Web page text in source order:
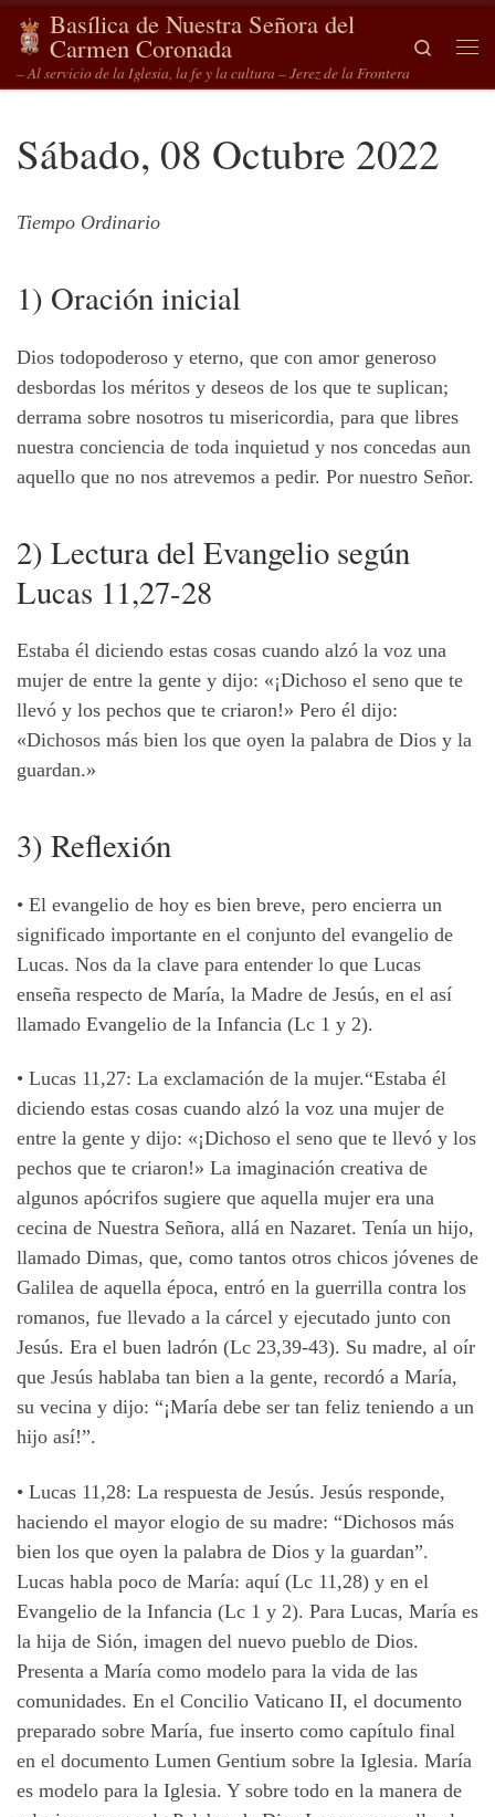
Saltar al contenido
Basílica de Nuestra Señora del
Carmen Coronada
– Al servicio de la Iglesia, la fe y la cultura – Jerez de la Frontera
Search
Sábado, 08 Octubre 2022
Tiempo Ordinario
1) Oración inicial
Dios todopoderoso y eterno, que con amor generoso
desbordas los méritos y deseos de los que te suplican;
derrama sobre nosotros tu misericordia, para que libres
nuestra conciencia de toda inquietud y nos concedas aun
aquello que no nos atrevemos a pedir. Por nuestro Señor.
2) Lectura del Evangelio según
Lucas 11,27-28
Estaba él diciendo estas cosas cuando alzó la voz una
mujer de entre la gente y dijo: «¡Dichoso el seno que te
llevó y los pechos que te criaron!» Pero él dijo:
«Dichosos más bien los que oyen la palabra de Dios y la
guardan.»
3) Reflexión
• El evangelio de hoy es bien breve, pero encierra un
significado importante en el conjunto del evangelio de
Lucas. Nos da la clave para entender lo que Lucas
enseña respecto de María, la Madre de Jesús, en el así
llamado Evangelio de la Infancia (Lc 1 y 2).
• Lucas 11,27: La exclamación de la mujer.“Estaba él
diciendo estas cosas cuando alzó la voz una mujer de
entre la gente y dijo: «¡Dichoso el seno que te llevó y los
pechos que te criaron!» La imaginación creativa de
algunos apócrifos sugiere que aquella mujer era una
cecina de Nuestra Señora, allá en Nazaret. Tenía un hijo,
llamado Dimas, que, como tantos otros chicos jóvenes de
Galilea de aquella época, entró en la guerrilla contra los
romanos, fue llevado a la cárcel y ejecutado junto con
Jesús. Era el buen ladrón (Lc 23,39-43). Su madre, al oír
que Jesús hablaba tan bien a la gente, recordó a María,
su vecina y dijo: “¡María debe ser tan feliz teniendo a un
hijo así!”.
• Lucas 11,28: La respuesta de Jesús. Jesús responde,
haciendo el mayor elogio de su madre: “Dichosos más
bien los que oyen la palabra de Dios y la guardan”.
Lucas habla poco de María: aquí (Lc 11,28) y en el
Evangelio de la Infancia (Lc 1 y 2). Para Lucas, María es
la hija de Sión, imagen del nuevo pueblo de Dios.
Presenta a María como modelo para la vida de las
comunidades. En el Concilio Vaticano II, el documento
preparado sobre María, fue inserto como capítulo final
en el documento Lumen Gentium sobre la Iglesia. María
es modelo para la Iglesia. Y sobre todo en la manera de